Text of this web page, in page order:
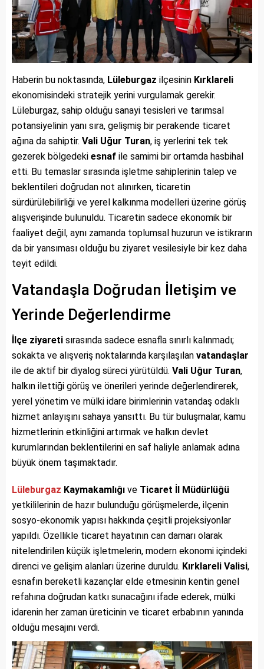
Haberin bu noktasında, Lüleburgaz ilçesinin Kırklareli
ekonomisindeki stratejik yerini vurgulamak gerekir.
Lüleburgaz, sahip olduğu sanayi tesisleri ve tarımsal
potansiyelinin yanı sıra, gelişmiş bir perakende ticaret
ağına da sahiptir. Vali Uğur Turan, iş yerlerini tek tek
gezerek bölgedeki esnaf ile samimi bir ortamda hasbihal
etti. Bu temaslar sırasında işletme sahiplerinin talep ve
beklentileri doğrudan not alınırken, ticaretin
sürdürülebilirliği ve yerel kalkınma modelleri üzerine görüş
alışverişinde bulunuldu. Ticaretin sadece ekonomik bir
faaliyet değil, aynı zamanda toplumsal huzurun ve istikrarın
da bir yansıması olduğu bu ziyaret vesilesiyle bir kez daha
teyit edildi.
Vatandaşla Doğrudan İletişim ve
Yerinde Değerlendirme
İlçe ziyareti sırasında sadece esnafla sınırlı kalınmadı;
sokakta ve alışveriş noktalarında karşılaşılan vatandaşlar
ile de aktif bir diyalog süreci yürütüldü. Vali Uğur Turan,
halkın ilettiği görüş ve önerileri yerinde değerlendirerek,
yerel yönetim ve mülki idare birimlerinin vatandaş odaklı
hizmet anlayışını sahaya yansıttı. Bu tür buluşmalar, kamu
hizmetlerinin etkinliğini artırmak ve halkın devlet
kurumlarından beklentilerini en saf haliyle anlamak adına
büyük önem taşımaktadır.
Lüleburgaz Kaymakamlığı ve Ticaret İl Müdürlüğü
yetkililerinin de hazır bulunduğu görüşmelerde, ilçenin
sosyo-ekonomik yapısı hakkında çeşitli projeksiyonlar
yapıldı. Özellikle ticaret hayatının can damarı olarak
nitelendirilen küçük işletmelerin, modern ekonomi içindeki
direnci ve gelişim alanları üzerine duruldu. Kırklareli Valisi,
esnafın bereketli kazançlar elde etmesinin kentin genel
refahına doğrudan katkı sunacağını ifade ederek, mülki
idarenin her zaman üreticinin ve ticaret erbabının yanında
olduğu mesajını verdi.